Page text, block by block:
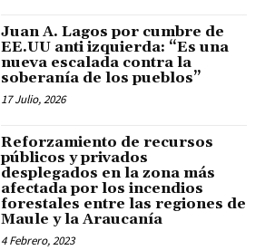
Juan A. Lagos por cumbre de
EE.UU anti izquierda: “Es una
nueva escalada contra la
soberanía de los pueblos”
17 Julio, 2026
Reforzamiento de recursos
públicos y privados
desplegados en la zona más
afectada por los incendios
forestales entre las regiones de
Maule y la Araucanía
4 Febrero, 2023